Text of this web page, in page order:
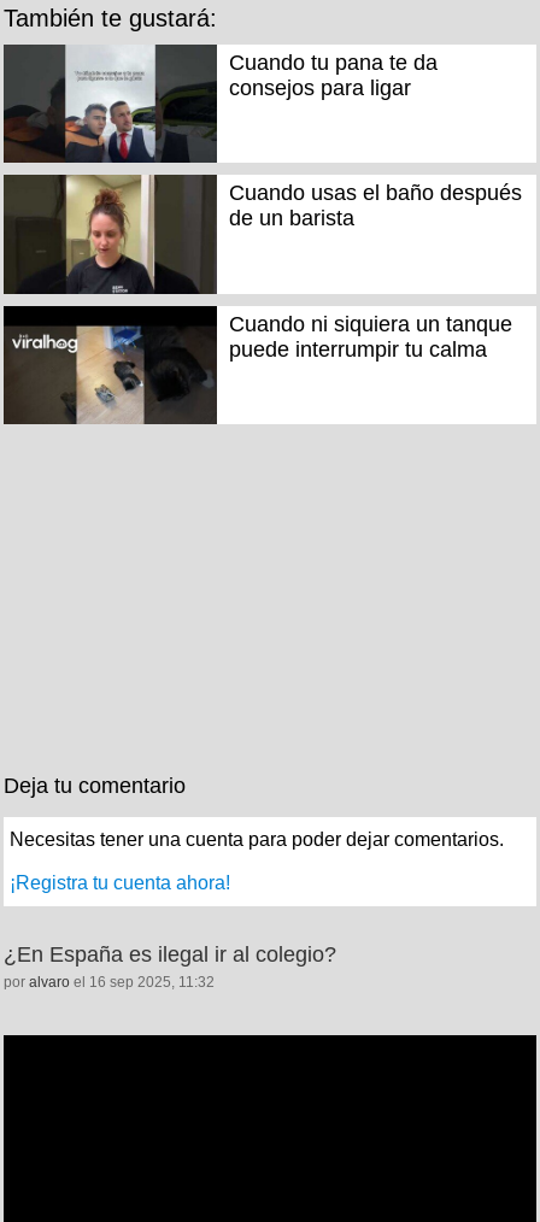
También te gustará:
Cuando tu pana te da
consejos para ligar
Cuando usas el baño después
de un barista
Cuando ni siquiera un tanque
puede interrumpir tu calma
Deja tu comentario
Necesitas tener una cuenta para poder dejar comentarios.
¡Registra tu cuenta ahora!
¿En España es ilegal ir al colegio?
por alvaro el 16 sep 2025, 11:32